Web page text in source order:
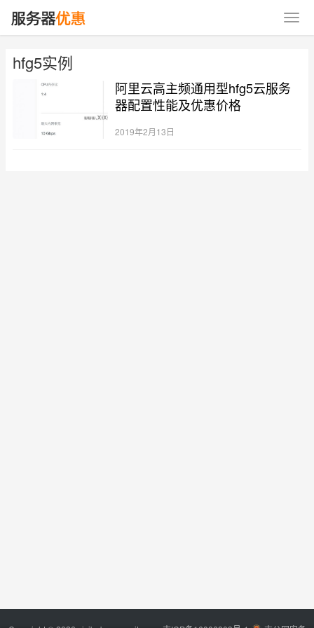
hfg5实例
阿里云高主频通用型hfg5云服务
器配置性能及优惠价格
2019年2月13日